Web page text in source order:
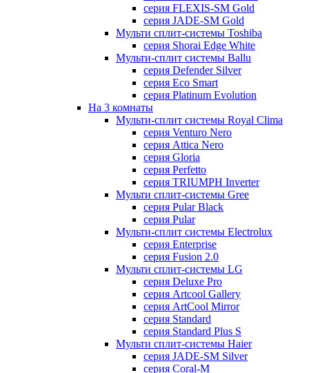
серия FLEXIS-SM Gold
серия JADE-SM Gold
Мульти сплит-системы Toshiba
серия Shorai Edge White
Мульти-сплит системы Ballu
серия Defender Silver
серия Eco Smart
серия Platinum Evolution
На 3 комнаты
Мульти-сплит системы Royal Clima
серия Venturo Nero
серия Attica Nero
серия Gloria
серия Perfetto
серия TRIUMPH Inverter
Мульти сплит-системы Gree
серия Pular Black
серия Pular
Мульти-сплит системы Electrolux
серия Enterprise
серия Fusion 2.0
Мульти сплит-системы LG
серия Deluxe Pro
серия Artcool Gallery
серия ArtCool Mirror
серия Standard
серия Standard Plus S
Мульти сплит-системы Haier
серия JADE-SM Silver
серия Coral-M